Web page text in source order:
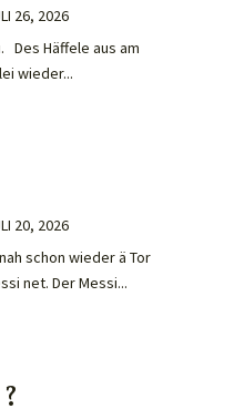
26, 2026
Des Häffele aus am
wieder...
20, 2026
schon wieder ä Tor
net. Der Messi...